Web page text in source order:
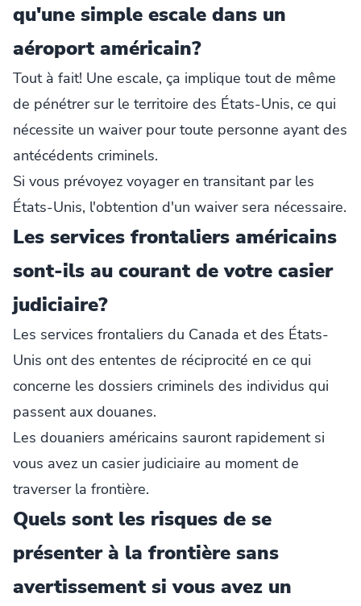
qu'une simple escale dans un
aéroport américain?
Tout à fait! Une escale, ça implique tout de même
de pénétrer sur le territoire des États-Unis, ce qui
nécessite un waiver pour toute personne ayant des
antécédents criminels.
Si vous prévoyez voyager en transitant par les
États-Unis, l'obtention d'un waiver sera nécessaire.
Les services frontaliers américains
sont-ils au courant de votre casier
judiciaire?
Les services frontaliers du Canada et des États-
Unis ont des ententes de réciprocité en ce qui
concerne les dossiers criminels des individus qui
passent aux douanes.
Les douaniers américains sauront rapidement si
vous avez un casier judiciaire au moment de
traverser la frontière.
Quels sont les risques de se
présenter à la frontière sans
avertissement si vous avez un